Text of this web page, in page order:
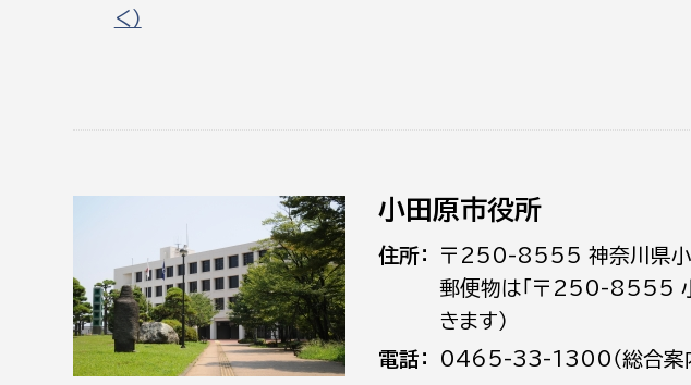
く）
小田原市役所
住所
〒250-8555 神奈川県
郵便物は「〒250-8555 小
きます）
電話
0465-33-1300（総合案